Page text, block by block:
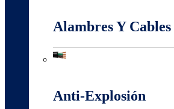
Alambres Y
Anti-Explosión